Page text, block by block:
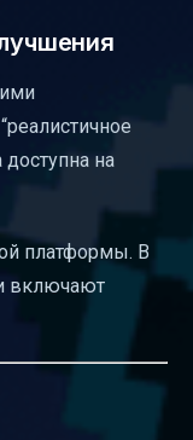
на
платформы. В
включают